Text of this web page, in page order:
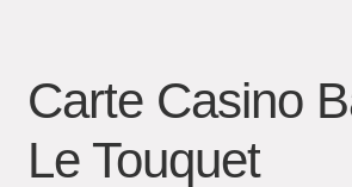
Carte Casino
Le Touquet